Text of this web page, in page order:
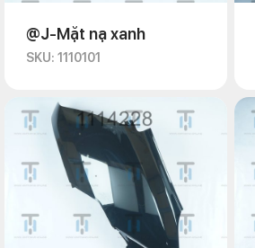
@J-Mặt nạ xanh
SKU: 1110101